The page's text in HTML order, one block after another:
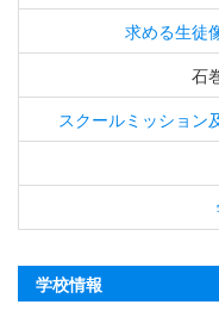
求める生徒
石
スクールミッション
学校情報